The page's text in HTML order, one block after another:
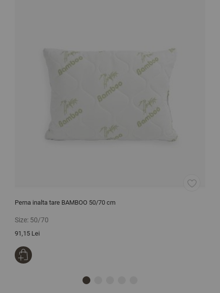
Perna inalta tare BAMBOO 50/70 cm
Size: 50/70
91,15 Lei